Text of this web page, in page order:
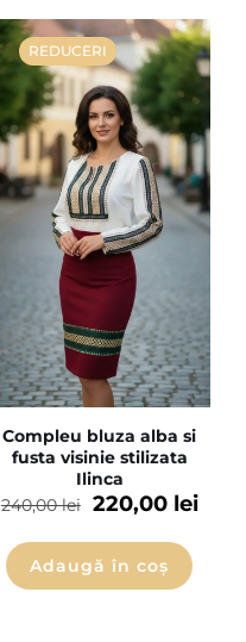
REDUCERI
Compleu bluza alba si
fusta visinie stilizata
Ilinca
240,00lei 220,00 lei
Adaugă în coș